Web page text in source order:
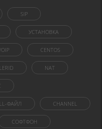
SIP
УСТАНОВКА
CENTOS
NAT
ФАЙЛ CHANNEL
СОФТФОН